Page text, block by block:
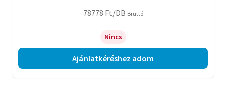
78778 Ft/DB Bruttó
Nincs
Ajánlatkéréshez adom